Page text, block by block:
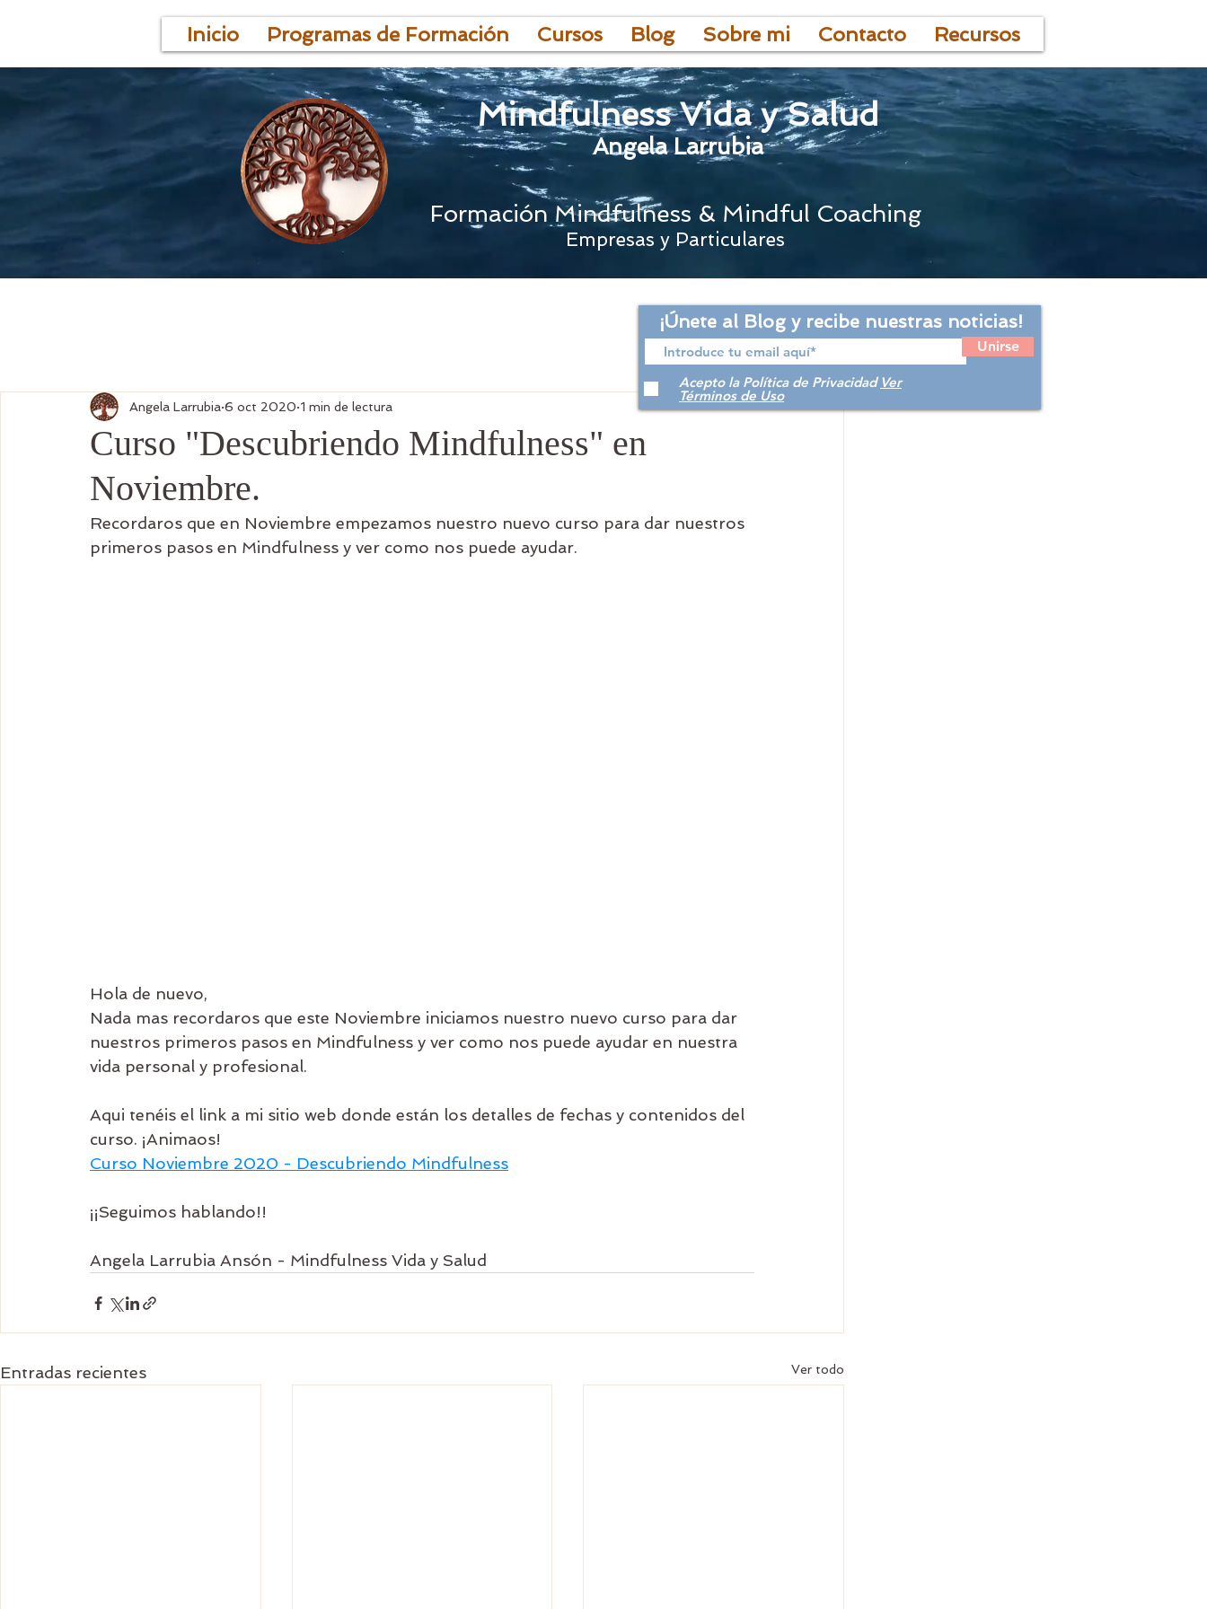
Inicio Programas de Formación Cursos Blog Sobre mi Contacto Recursos
Mindfulness Vida y Salud
Angela Larrubia
Formación Mindfulness & Mindful Coaching
Empresas y Particulares
Curso "Descubriendo Mindfulness" en
Noviembre.
Angela Larrubia 6 oct 2020 1 min de lectura
Recordaros que en Noviembre empezamos nuestro nuevo curso para dar nuestros
primeros pasos en Mindfulness y ver como nos puede ayudar.
Hola de nuevo,
Nada mas recordaros que este Noviembre iniciamos nuestro nuevo curso para dar
nuestros primeros pasos en Mindfulness y ver como nos puede ayudar en nuestra
vida personal y profesional.
Aqui tenéis el link a mi sitio web donde están los detalles de fechas y contenidos del
curso. ¡Animaos!
Curso Noviembre 2020 - Descubriendo Mindfulness
¡¡Seguimos hablando!!
Angela Larrubia Ansón - Mindfulness Vida y Salud
Entradas recientes Ver todo
¡Únete al Blog y recibe nuestras noticias!
Unirse
Acepto la Política de Privacidad Ver
Términos de Uso